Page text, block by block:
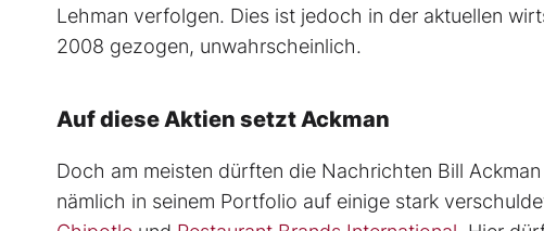
Lehman verfolgen. Dies ist jedoch in der aktuellen
2008 gezogen, unwahrscheinlich.
Auf diese Aktien setzt Ackman
Doch am meisten dürften die Nachrichten Bill
nämlich in seinem Portfolio auf einige stark